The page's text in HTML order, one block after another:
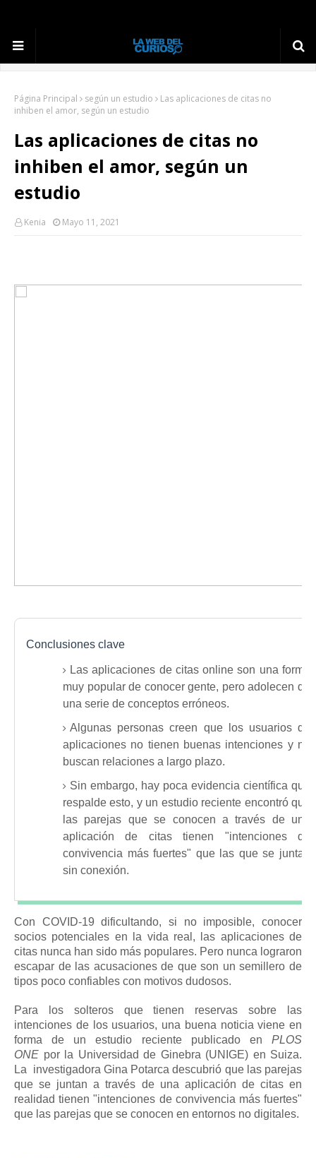
Página Principal según un estudio
Las aplicaciones de citas no
inhiben el amor, según un estudio
Las aplicaciones de citas no
inhiben el amor, según un
estudio
Kenia Mayo 11, 2021
Conclusiones clave
Las aplicaciones de citas online son una forma
muy popular de conocer gente, pero adolecen de
una serie de conceptos erróneos.
Algunas personas creen que los usuarios de
aplicaciones no tienen buenas intenciones y no
buscan relaciones a largo plazo.
Sin embargo, hay poca evidencia científica que
respalde esto, y un estudio reciente encontró que
las parejas que se conocen a través de una
aplicación de citas tienen "intenciones de
convivencia más fuertes" que las que se juntan
sin conexión.
Con COVID-19 dificultando, si no imposible, conocer
socios potenciales en la vida real, las aplicaciones de
citas nunca han sido más populares. Pero nunca lograron
escapar de las acusaciones de que son un semillero de
tipos poco confiables con motivos dudosos.
Para los solteros que tienen reservas sobre las
intenciones de los usuarios, una buena noticia viene en
forma de un estudio reciente publicado en PLOS
ONE por la Universidad de Ginebra (UNIGE) en Suiza.
La investigadora Gina Potarca descubrió que las parejas
que se juntan a través de una aplicación de citas en
realidad tienen "intenciones de convivencia más fuertes"
que las parejas que se conocen en entornos no digitales.